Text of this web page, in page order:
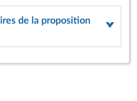
de la proposition